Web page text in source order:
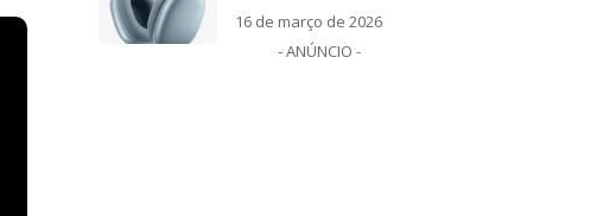
16 de março de 2026
- ANÚNCIO -